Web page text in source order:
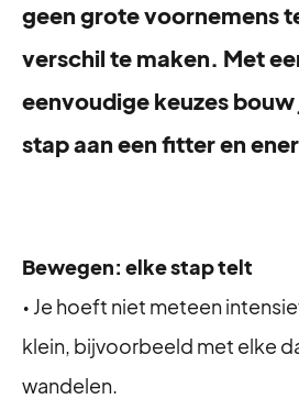
geen grote voornemens
verschil te maken. Met
eenvoudige keuzes
stap aan een fitter en
Bewegen: elke stap telt
• Je hoeft niet meteen
klein, bijvoorbeeld met elke
wandelen.